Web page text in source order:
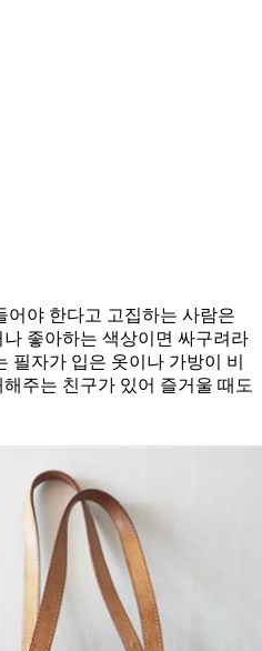
어야 한다고 고집하는 사람은
좋아하는 색상이면 싸구려라
필자가 입은 옷이나 가방이 비
주는 친구가 있어 즐거울 때도